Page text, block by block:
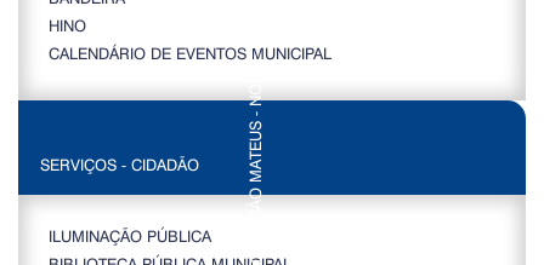
HINO
CALENDÁRIO DE EVENTOS MUNICIPAL
SERVIÇOS - CIDADÃO
ILUMINAÇÃO PÚBLICA